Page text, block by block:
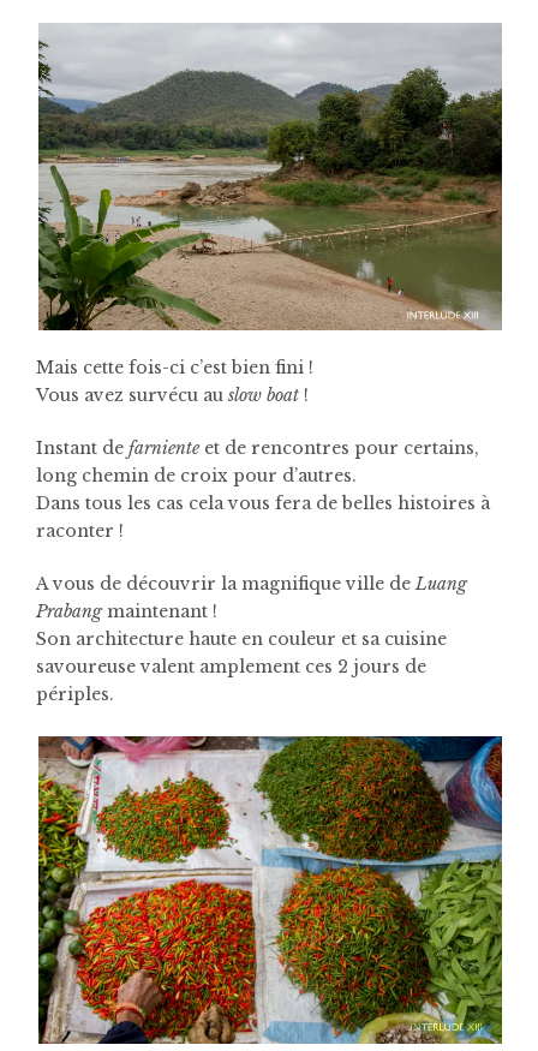
Mais cette fois-ci c’est bien fini !
Vous avez survécu au slow boat !
Instant de farnienteet de rencontres pour certains,
long chemin de croix pour d’autres.
Dans tous les cas cela vous fera de belles histoires à
raconter !
A vous de découvrir la magnifique ville deLuang
Prabangmaintenant !
Son architecture haute en couleur et sa cuisine
savoureuse valent amplement ces 2 jours de
périples.